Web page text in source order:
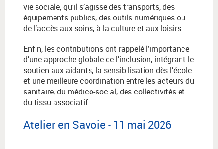
vie sociale, qu’il s’agisse des transports, des
équipements publics, des outils numériques ou
de l’accès aux soins, à la culture et aux loisirs.
Enfin, les contributions ont rappelé l’importance
d’une approche globale de l’inclusion, intégrant le
soutien aux aidants, la sensibilisation dès l’école
et une meilleure coordination entre les acteurs du
sanitaire, du médico-social, des collectivités et
du tissu associatif.
Atelier en Savoie - 11 mai 2026